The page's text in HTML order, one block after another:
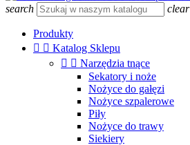
search clear
Produkty
  Katalog Sklepu
  Narzędzia tnące
Sekatory i noże
Nożyce do gałęzi
Nożyce szpalerowe
Piły
Nożyce do trawy
Siekiery